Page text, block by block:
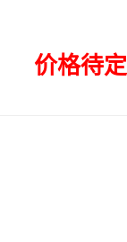
价格待定